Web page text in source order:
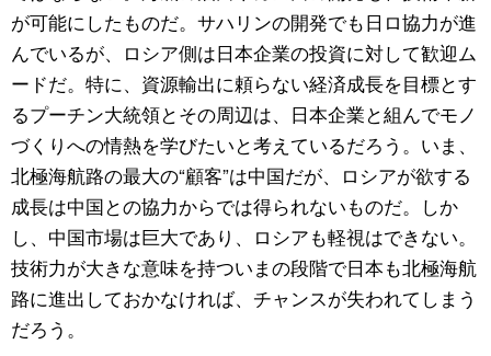
が可能にしたものだ。サハリンの開発でも日ロ協力が進
んでいるが、ロシア側は日本企業の投資に対して歓迎ム
ードだ。特に、資源輸出に頼らない経済成長を目標とす
るプーチン大統領とその周辺は、日本企業と組んでモノ
づくりへの情熱を学びたいと考えているだろう。いま、
北極海航路の最大の“顧客”は中国だが、ロシアが欲する
成長は中国との協力からでは得られないものだ。しか
し、中国市場は巨大であり、ロシアも軽視はできない。
技術力が大きな意味を持ついまの段階で日本も北極海航
路に進出しておかなければ、チャンスが失われてしまう
だろう。